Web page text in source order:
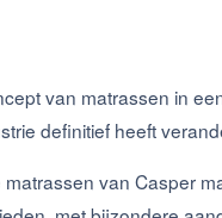
van matrassen in
definitief heeft
matrassen van Casper